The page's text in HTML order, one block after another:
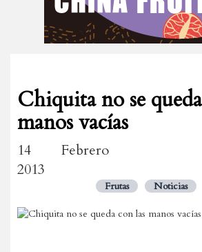
Chiquita no se
manos vacías
14 Febrero
2013
Frutas Noticias